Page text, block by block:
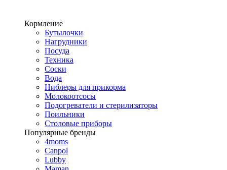
Кормление
Бутылочки
Нагрудники
Посуда
Техника
Соски
Вода
Ниблеры для прикорма
Молокоотсосы
Подогреватели и стерилизаторы
Поильники
Столовые приборы
Популярные бренды
4moms
Canpol
Lubby